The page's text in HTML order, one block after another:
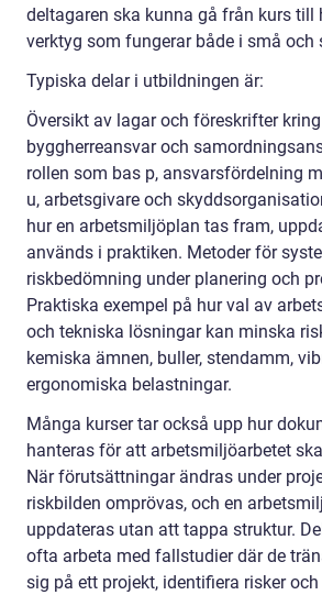
deltagaren ska kunna gå från kurs till
verktyg som fungerar både i små och
Typiska delar i utbildningen är:
Översikt av lagar och föreskrifter
byggherreansvar och
rollen som bas p, ansvarsfördelning
u, arbetsgivare och
hur en arbetsmiljöplan tas fram,
används i praktiken. Metoder för
riskbedömning under planering och
Praktiska exempel på hur val av
och tekniska lösningar kan minska
kemiska ämnen, buller, stendamm,
ergonomiska belastningar.
Många kurser tar också upp hur
hanteras för att arbetsmiljöarbetet
När förutsättningar ändras under
riskbilden omprövas, och en
uppdateras utan att tappa struktur.
ofta arbeta med fallstudier där de
sig på ett projekt, identifiera risker